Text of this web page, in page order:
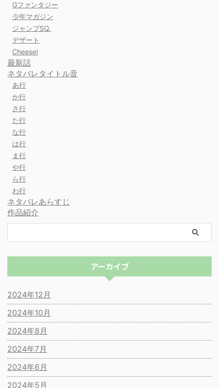
Gファンタジー
少年マガジン
ジャンプSQ.
デザート
Cheese!
最新話
ネタバレタイトル音
あ行
か行
さ行
た行
な行
は行
ま行
や行
ら行
わ行
ネタバレあらすじ
作品紹介
アーカイブ
2024年12月
2024年10月
2024年8月
2024年7月
2024年6月
2024年5月